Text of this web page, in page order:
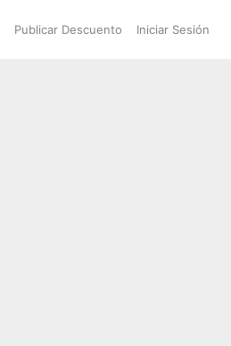
Publicar Descuento Iniciar Sesión